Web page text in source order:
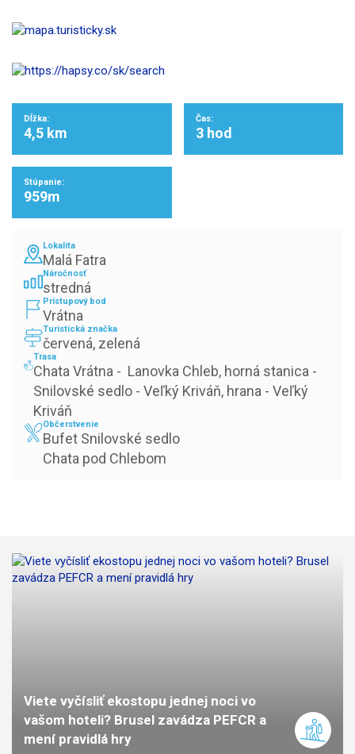
Dĺžka:
4,5 km
Čas:
3 hod
Stúpanie:
959m
Lokalita
Malá Fatra
Náročnosť
stredná
Prístupový bod
Vrátna
Turistická značka
červená, zelená
Trasa
Chata Vrátna -  Lanovka Chleb, horná stanica -
Snilovské sedlo - Veľký Kriváň, hrana - Veľký
Kriváň
Občerstvenie
Bufet Snilovské sedlo
Chata pod Chlebom
Viete vyčísliť ekostopu jednej noci vo
vašom hoteli? Brusel zavádza PEFCR a
mení pravidlá hry